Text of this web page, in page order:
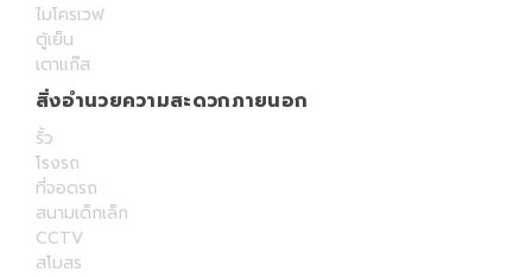
ไมโครเวฟ
ตู้เย็น
เตาแก๊ส
สิ่งอำนวยความสะดวกภายนอก
รั้ว
โรงรถ
ที่จอดรถ
สนามเด็กเล็ก
CCTV
สโมสร